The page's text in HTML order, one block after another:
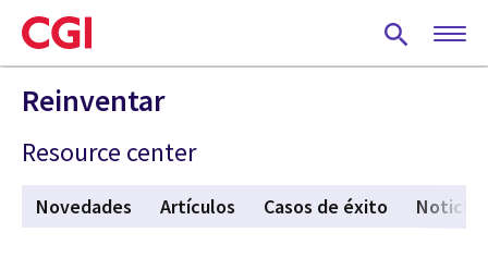
Skip
to
main
content
Reinventar
Resource center
Novedades Artículos Casos de éxito Noticias